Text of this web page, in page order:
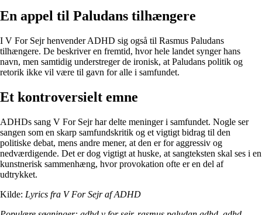
En appel til Paludans tilhængere
I V For Sejr henvender ADHD sig også til Rasmus Paludans
tilhængere. De beskriver en fremtid, hvor hele landet synger hans
navn, men samtidig understreger de ironisk, at Paludans politik og
retorik ikke vil være til gavn for alle i samfundet.
Et kontroversielt emne
ADHDs sang V For Sejr har delte meninger i samfundet. Nogle ser
sangen som en skarp samfundskritik og et vigtigt bidrag til den
politiske debat, mens andre mener, at den er for aggressiv og
nedværdigende. Det er dog vigtigt at huske, at sangteksten skal ses i en
kunstnerisk sammenhæng, hvor provokation ofte er en del af
udtrykket.
Kilde: Lyrics fra V For Sejr af ADHD